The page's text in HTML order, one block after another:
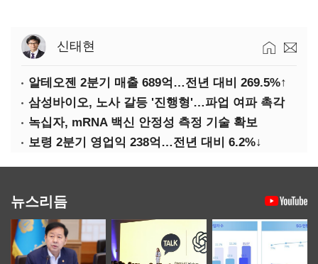
신태현
알테오젠 2분기 매출 689억…전년 대비 269.5%↑
삼성바이오, 노사 갈등 '진행형'…파업 여파 촉각
녹십자, mRNA 백신 안정성 측정 기술 확보
보령 2분기 영업익 238억…전년 대비 6.2%↓
뉴스리듬